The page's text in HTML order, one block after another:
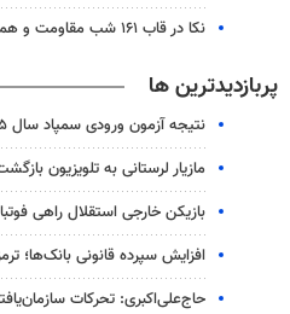
نکا در قاب ۱۶۱ شب مقاومت و همدلی
پربازدیدترین ها
نتیجه آزمون ورودی سمپاد سال ۱۴۰۵ اعلام شد
مازیار لرستانی به تلویزیون
بازیکن خارجی استقلال راهی
افزایش سپرده قانونی بانک‌ها؛
حاج‌علی‌اکبری: تحرکات